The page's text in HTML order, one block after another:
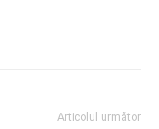
Articolul următor